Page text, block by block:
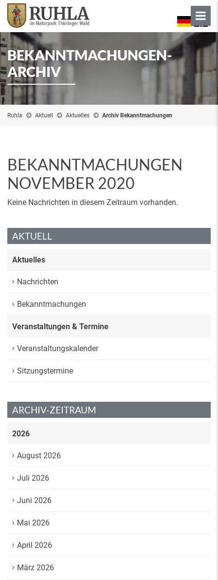
BEKANNTMACHUNGEN-
ARCHIV
Ruhla Aktuell Aktuelles Archiv Bekanntmachungen
BEKANNTMACHUNGEN
NOVEMBER 2020
Keine Nachrichten in diesem Zeitraum vorhanden.
AKTUELL
Aktuelles
Nachrichten
Bekanntmachungen
Veranstaltungen & Termine
Veranstaltungskalender
Sitzungstermine
ARCHIV-ZEITRAUM
2026
August 2026
Juli 2026
Juni 2026
Mai 2026
April 2026
März 2026